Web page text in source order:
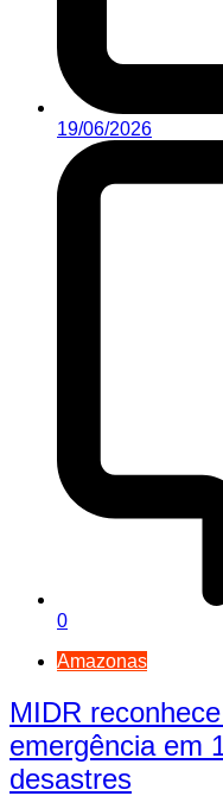
19/06/2026
0
Amazonas
MIDR
emergência em
desastres